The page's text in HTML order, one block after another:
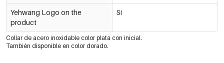
Yehwang Logo on the
product
Sí
Collar de acero inoxidable color plata con inicial.
También disponible en color dorado.